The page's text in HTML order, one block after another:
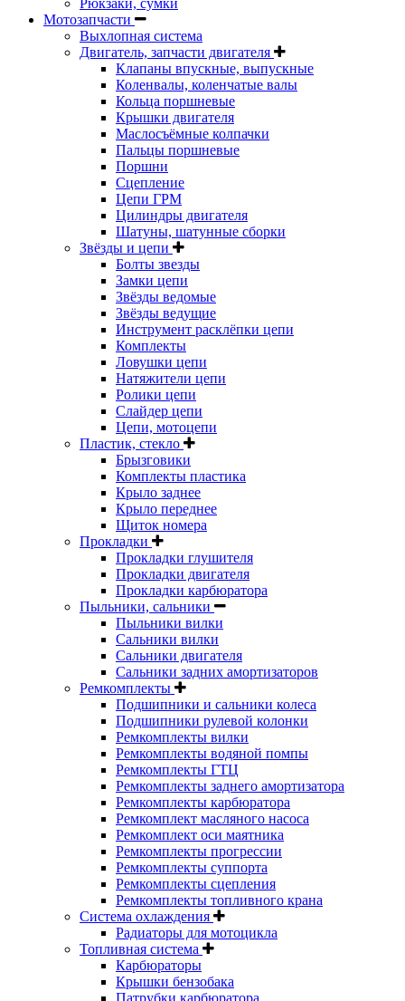
Мотозапчасти
Выхлопная система
Двигатель, запчасти двигателя
Клапаны впускные, выпускные
Коленвалы, коленчатые валы
Кольца поршневые
Крышки двигателя
Маслосъёмные колпачки
Пальцы поршневые
Поршни
Сцепление
Цепи ГРМ
Цилиндры двигателя
Шатуны, шатунные сборки
Звёзды и цепи
Болты звезды
Замки цепи
Звёзды ведомые
Звёзды ведущие
Инструмент расклёпки цепи
Комплекты
Ловушки цепи
Натяжители цепи
Ролики цепи
Слайдер цепи
Цепи, мотоцепи
Пластик, стекло
Брызговики
Комплекты пластика
Крыло заднее
Крыло переднее
Щиток номера
Прокладки
Прокладки глушителя
Прокладки двигателя
Прокладки карбюратора
Пыльники, сальники
Пыльники вилки
Сальники вилки
Сальники двигателя
Сальники задних амортизаторов
Ремкомплекты
Подшипники и сальники колеса
Подшипники рулевой колонки
Ремкомплекты вилки
Ремкомплекты водяной помпы
Ремкомплекты ГТЦ
Ремкомплекты заднего амортизатора
Ремкомплекты карбюратора
Ремкомплект масляного насоса
Ремкомплект оси маятника
Ремкомплекты прогрессии
Ремкомплекты суппорта
Ремкомплекты сцепления
Ремкомплекты топливного крана
Система охлаждения
Радиаторы для мотоцикла
Топливная система
Карбюраторы
Крышки бензобака
Патрубки карбюратора